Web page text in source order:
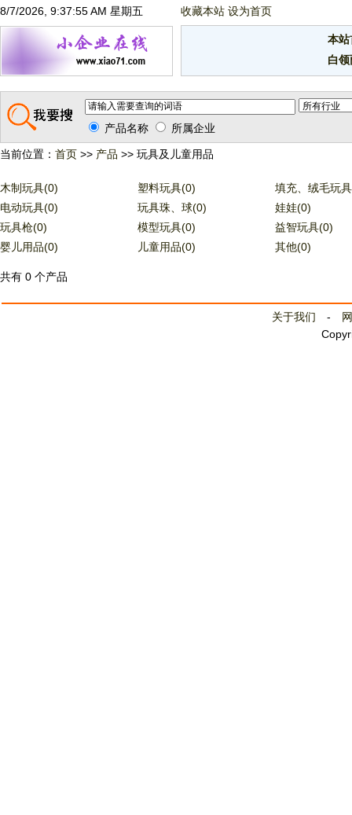
8/7/2026, 9:37:55 AM 星期五 收藏本站 设为首页
本站
白
产品名称 所属企业
当前位置： 首页 >> 产品 >> 玩具及儿童用品
木制玩具(0) 塑料玩具(0)
填充、绒毛玩
电动玩具(0)
玩具珠、球(0)
娃娃(0)
玩具枪(0)
模型玩具(0)
益智玩具(0)
婴儿用品(0)
儿童用品(0) 其他(0)
共有 0 个产品
关于我们 -